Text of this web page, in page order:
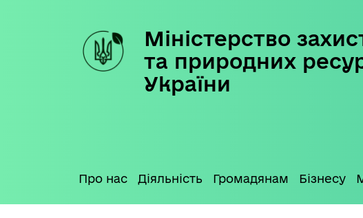
Міністерство
та природних
України
Про нас Діяльність Громадянам Бізнесу